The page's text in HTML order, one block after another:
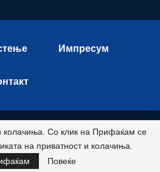
Импресум
All Rights Reserved.
од
колачиња. Со клик на Прифаќам се
на приватност и колачиња.
Повеќе